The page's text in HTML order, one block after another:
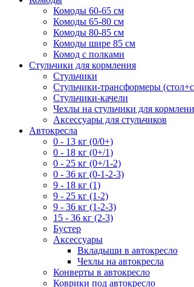
Комоды 60-65 см
Комоды 65-80 см
Комоды 80-85 см
Комоды шире 85 см
Комод с полками
Стульчики для кормления
Стульчики
Стульчики-трансформеры
Стульчики-качели
Чехлы на стульчики для
Аксессуары для стульчиков
Автокресла
0 - 13 кг (0/0+)
0 - 18 кг (0+/1)
0 - 25 кг (0+/1-2)
0 - 36 кг (0-1-2-3)
9 - 18 кг (1)
9 - 25 кг (1-2)
9 - 36 кг (1-2-3)
15 - 36 кг (2-3)
Бустер
Аксессуары
Вкладыши в автокресло
Чехлы на автокресла
Конверты в автокресло
Коврики под автокресло